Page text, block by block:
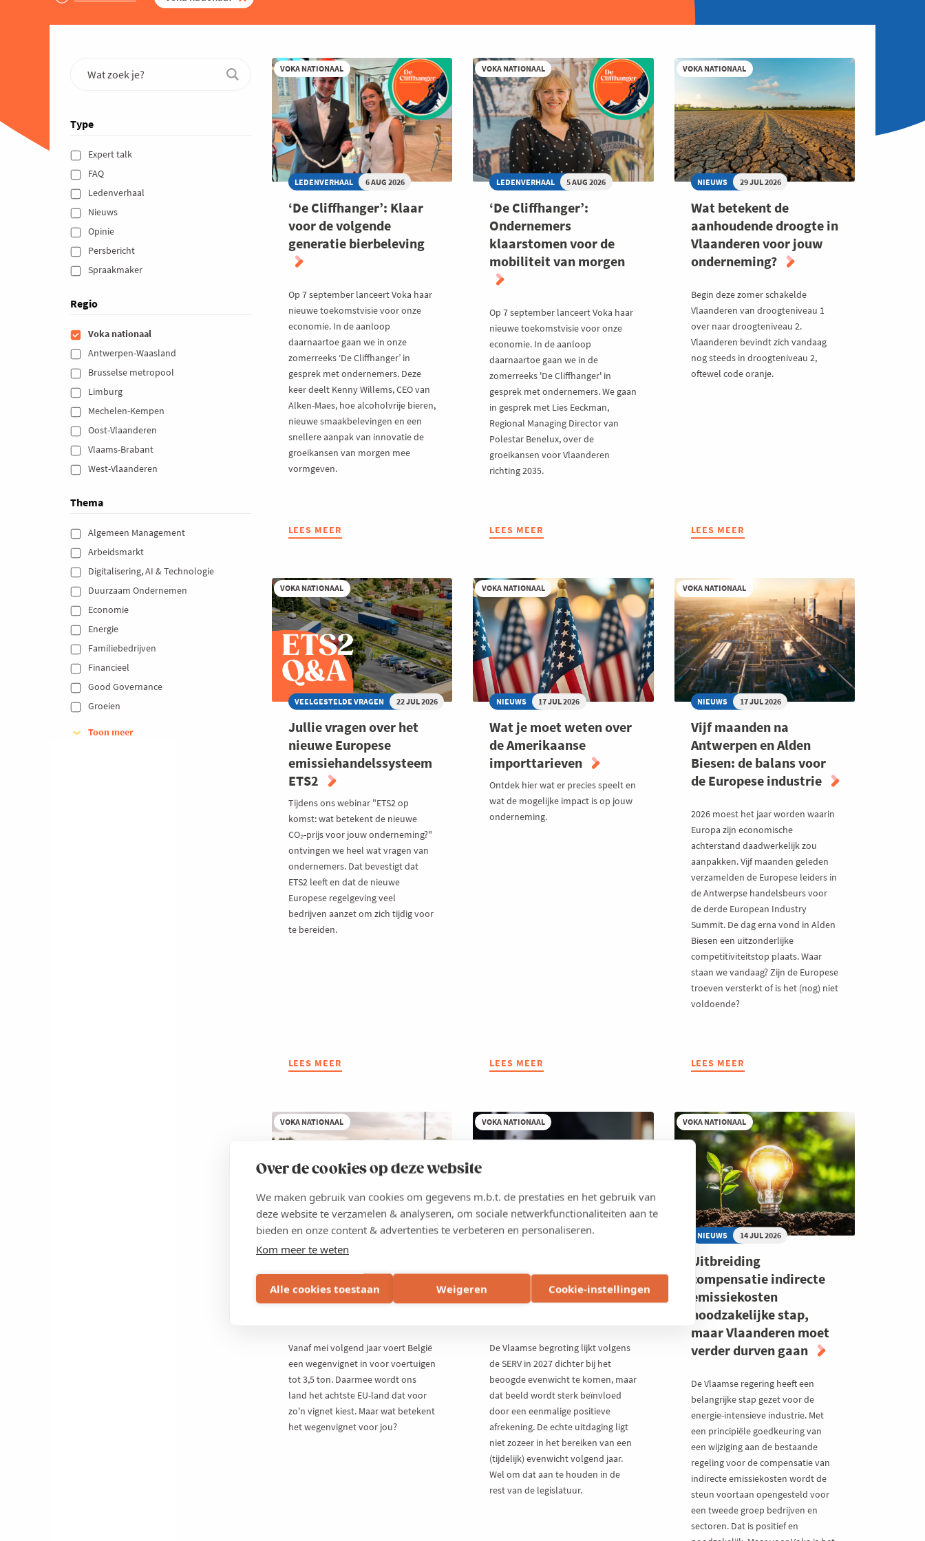
Over de cookies op deze website
We maken gebruik van cookies om gegevens m.b.t. de prestaties en het gebruik van
deze website te verzamelen & analyseren, om sociale netwerkfunctionaliteiten aan te
bieden en onze content & advertenties te verbeteren en personaliseren.
Kom meer te weten
Alle cookies toestaan Weigeren Cookie-instellingen
Type
Expert talk
FAQ
Ledenverhaal
Nieuws
Opinie
Persbericht
Spraakmaker
Regio
Voka nationaal
Antwerpen-Waasland
Brusselse metropool
Limburg
Mechelen-Kempen
Oost-Vlaanderen
Vlaams-Brabant
West-Vlaanderen
Thema
Algemeen Management
Arbeidsmarkt
Digitalisering, AI & Technologie
Duurzaam Ondernemen
Economie
Energie
Familiebedrijven
Financieel
Good Governance
Groeien
Toon meer
VOKA NATIONAAL
LEDENVERHAAL 6 AUG 2026
‘De Cliffhanger’: Klaar
voor de volgende
generatie bierbeleving
Op 7 september lanceert Voka haar
nieuwe toekomstvisie voor onze
economie. In de aanloop
daarnaartoe gaan we in onze
zomerreeks ‘De Cliffhanger’ in
gesprek met ondernemers. Deze
keer deelt Kenny Willems, CEO van
Alken-Maes, hoe alcoholvrije bieren,
nieuwe smaakbelevingen en een
snellere aanpak van innovatie de
groeikansen van morgen mee
vormgeven.
LEES MEER
ABOUT
VOOR
DE
VOLGENDE
GENERATIE
BIERBELEVING
VOKA NATIONAAL
LEDENVERHAAL 5 AUG 2026
‘De Cliffhanger’:
Ondernemers
klaarstomen voor de
mobiliteit van morgen
Op 7 september lanceert Voka haar
nieuwe toekomstvisie voor onze
economie. In de aanloop
daarnaartoe gaan we in de
zomerreeks 'De Cliffhanger' in
gesprek met ondernemers. We gaan
in gesprek met Lies Eeckman,
Regional Managing Director van
Polestar Benelux, over de
groeikansen voor Vlaanderen
richting 2035.
LEES MEER
ABOUT
KLAARSTOMEN
VOOR
DE
MOBILITEIT
VAN
MORGEN
VOKA NATIONAAL
NIEUWS 29 JUL 2026
Wat betekent de
aanhoudende droogte in
Vlaanderen voor jouw
onderneming?
Begin deze zomer schakelde
Vlaanderen van droogteniveau 1
over naar droogteniveau 2.
Vlaanderen bevindt zich vandaag
nog steeds in droogteniveau 2,
oftewel code oranje.
LEES MEER
ABOUT
AANHOUDENDE
DROOGTE
IN
VLAANDEREN
VOOR
JOUW
ONDERNEMING?
VOKA NATIONAAL
VEELGESTELDE VRAGEN 22 JUL 2026
Jullie vragen over het
nieuwe Europese
emissiehandelssysteem
ETS2
Tijdens ons webinar "ETS2 op
komst: wat betekent de nieuwe
CO₂-prijs voor jouw onderneming?"
ontvingen we heel wat vragen van
ondernemers. Dat bevestigt dat
ETS2 leeft en dat de nieuwe
Europese regelgeving veel
bedrijven aanzet om zich tijdig voor
te bereiden.
LEES MEER
ABOUT
HET
NIEUWE
EMISSIEHANDELSSYSTEEM
VOKA NATIONAAL
NIEUWS 17 JUL 2026
Wat je moet weten over
de Amerikaanse
importtarieven
Ontdek hier wat er precies speelt en
wat de mogelijke impact is op jouw
onderneming.
LEES MEER
ABOUT
WETEN
OVER
VOKA NATIONAAL
NIEUWS 17 JUL 2026
Vijf maanden na
Antwerpen en Alden
Biesen: de balans voor
de Europese industrie
2026 moest het jaar worden waarin
Europa zijn economische
achterstand daadwerkelijk zou
aanpakken. Vijf maanden geleden
verzamelden de Europese leiders in
de Antwerpse handelsbeurs voor
de derde European Industry
Summit. De dag erna vond in Alden
Biesen een uitzonderlijke
competitiviteitstop plaats. Waar
staan we vandaag? Zijn de Europese
troeven versterkt of is het (nog) niet
voldoende?
LEES MEER
ABOUT
ANTWERPEN
EN
ALDEN
BIESEN:
DE
BALANS
VOOR
DE
EUROPESE
VOKA NATIONAAL
VEELGESTELDE VRAGEN 16 JUL 2026
Alles wat je moet weten
over het wegenvignet
en de hervorming van de
Vanaf mei volgend jaar voert België
een wegenvignet in voor voertuigen
tot 3,5 ton. Daarmee wordt ons
land het achtste EU-land dat voor
zo'n vignet kiest. Maar wat betekent
het wegenvignet voor jou?
VOKA NATIONAAL
NIEUWS 15 JUL 2026
om Vlaamse begroting
weer structureel gezond
De Vlaamse begroting lijkt volgens
de SERV in 2027 dichter bij het
beoogde evenwicht te komen, maar
dat beeld wordt sterk beïnvloed
door een eenmalige positieve
afrekening. De echte uitdaging ligt
niet zozeer in het bereiken van een
(tijdelijk) evenwicht volgend jaar.
Wel om dat aan te houden in de
rest van de legislatuur.
VOKA NATIONAAL
NIEUWS 14 JUL 2026
Uitbreiding
compensatie indirecte
emissiekosten
noodzakelijke stap,
maar Vlaanderen moet
verder durven gaan
De Vlaamse regering heeft een
belangrijke stap gezet voor de
energie-intensieve industrie. Met
een principiële goedkeuring van
een wijziging aan de bestaande
regeling voor de compensatie van
indirecte emissiekosten wordt de
steun voortaan opengesteld voor
een tweede groep bedrijven en
sectoren. Dat is positief en